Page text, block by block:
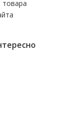
товара